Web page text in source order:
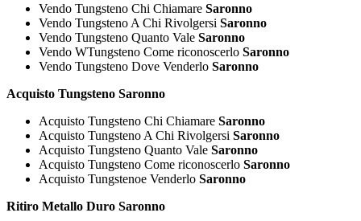
Vendo Tungsteno Chi Chiamare Saronno
Vendo Tungsteno A Chi Rivolgersi Saronno
Vendo Tungsteno Quanto Vale Saronno
Vendo WTungsteno Come riconoscerlo Saronno
Vendo Tungsteno Dove Venderlo Saronno
Acquisto Tungsteno Saronno
Acquisto Tungsteno Chi Chiamare Saronno
Acquisto Tungsteno A Chi Rivolgersi Saronno
Acquisto Tungsteno Quanto Vale Saronno
Acquisto Tungsteno Come riconoscerlo Saronno
Acquisto Tungstenoe Venderlo Saronno
Ritiro Metallo Duro Saronno